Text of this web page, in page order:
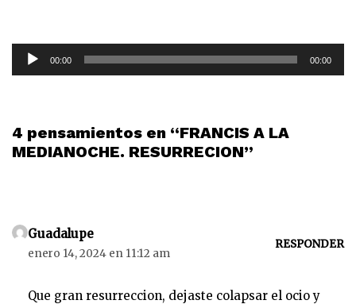
o
d
o
r
00:00 00:00
4 pensamientos en “FRANCIS A LA
MEDIANOCHE. RESURRECION”
Guadalupe
enero 14, 2024 en 11:12 am
RESPONDER
Que gran resurreccion, dejaste colapsar el ocio y